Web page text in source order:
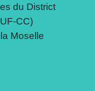
du District
CC)
Moselle